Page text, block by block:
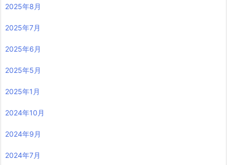
2025年8月
2025年7月
2025年6月
2025年5月
2025年1月
2024年10月
2024年9月
2024年7月